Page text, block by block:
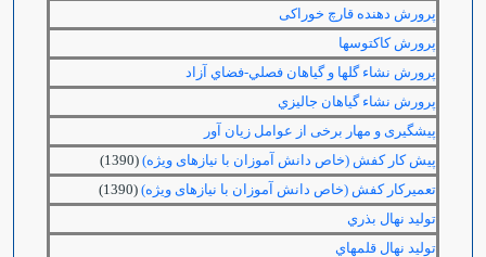
پرورش دهنده قارچ خوراکی
پرورش كاكتوس‏ها
پرورش نشاء گل‏ها و گياهان فصلي-فضاي آزاد
پرورش نشاء گياهان جاليزي
پیشگیری و مهار برخی از عوامل زیان آور
پیش کار کفش (خاص دانش آموزان با نیازهای ویژه) (1390)
تعمیرکار کفش (خاص دانش آموزان با نیازهای ویژه) (1390)
توليد نهال بذري
توليد نهال قلمه‏اي